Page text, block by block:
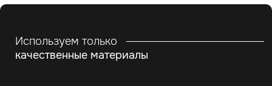
Используем только
качественные материалы